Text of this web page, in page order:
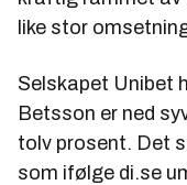
like stor
Selskapet Unibet
Betsson er ned
tolv prosent. Det
som ifølge di.se